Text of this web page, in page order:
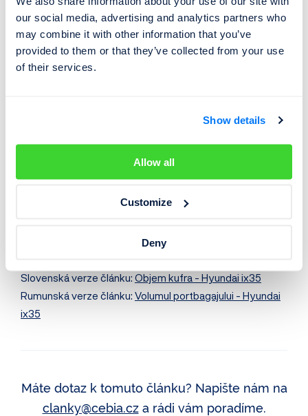
our social media, advertising and analytics partners who
may combine it with other information that you’ve
provided to them or that they’ve collected from your use
of their services.
Show details
Allow all
Customize
Deny
Co to je VIN kód?
VIN dekodér HYUNDAI >
je rozdílné u každého vozidla, vždy
Slovenská verze článku: Objem kufra - Hyundai ix35
Rumunská verze článku: Volumul portbagajului - Hyundai
ix35
Máte dotaz k tomuto článku? Napište nám na
clanky@cebia.cza rádi vám poradíme.